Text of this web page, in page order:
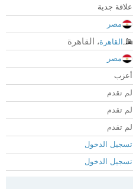
علاقة جدية
مصر
القاهرة، القاهرة
مصر
أعزب
لم تقدم
لم تقدم
لم تقدم
تسجيل الدخول
تسجيل الدخول